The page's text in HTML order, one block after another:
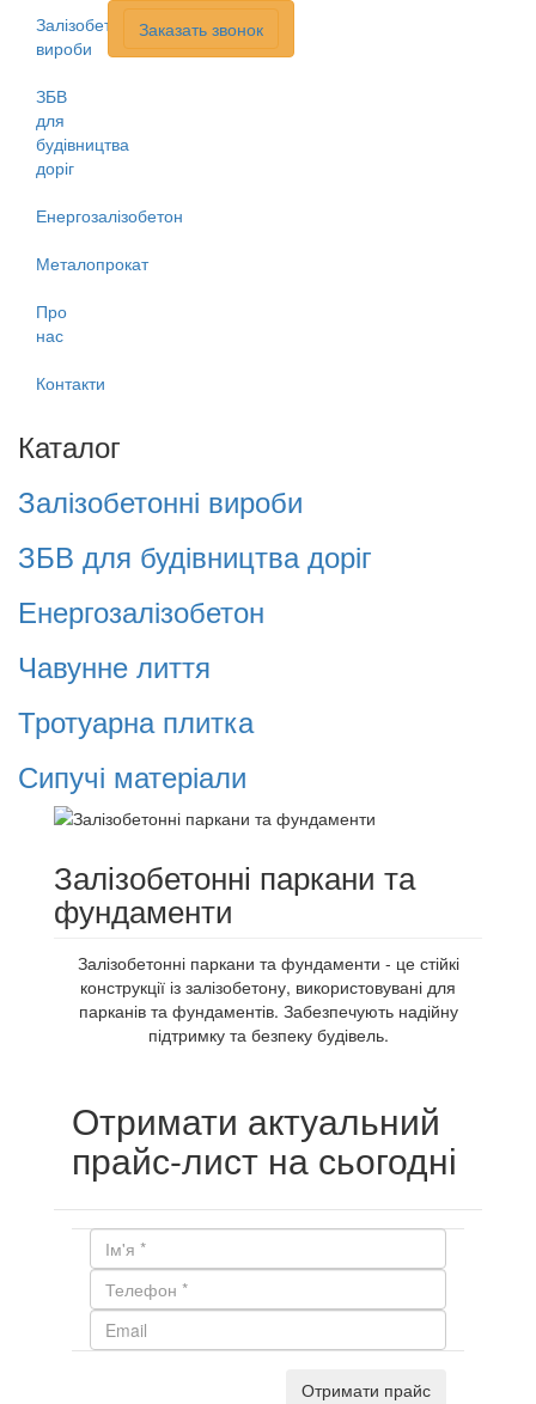
Залізобетонні
вироби
ЗБВ
для
будівництва
доріг
Енергозалізобетон
Металопрокат
Про
нас
Контакти
Заказать звонок
Каталог
Залізобетонні вироби
ЗБВ для будівництва доріг
Енергозалізобетон
Чавунне лиття
Тротуарна плитка
Сипучі матеріали
Залізобетонні паркани та
фундаменти
Залізобетонні паркани та фундаменти - це стійкі
конструкції із залізобетону, використовувані для
парканів та фундаментів. Забезпечують надійну
підтримку та безпеку будівель.
Отримати актуальний
прайс-лист на сьогодні
Отримати прайс